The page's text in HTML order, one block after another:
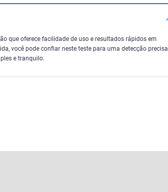
que oferece facilidade de uso e resultados rápidos em
você pode confiar neste teste para uma detecção precisa
e tranquilo.